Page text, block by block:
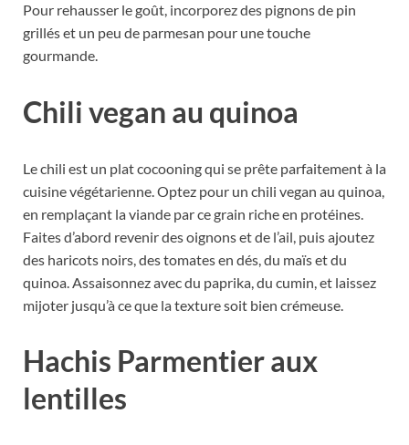
Pour rehausser le goût, incorporez des pignons de pin
grillés et un peu de parmesan pour une touche
gourmande.
Chili vegan au quinoa
Le chili est un plat cocooning qui se prête parfaitement à la
cuisine végétarienne. Optez pour un chili vegan au quinoa,
en remplaçant la viande par ce grain riche en protéines.
Faites d’abord revenir des oignons et de l’ail, puis ajoutez
des haricots noirs, des tomates en dés, du maïs et du
quinoa. Assaisonnez avec du paprika, du cumin, et laissez
mijoter jusqu’à ce que la texture soit bien crémeuse.
Hachis Parmentier aux
lentilles